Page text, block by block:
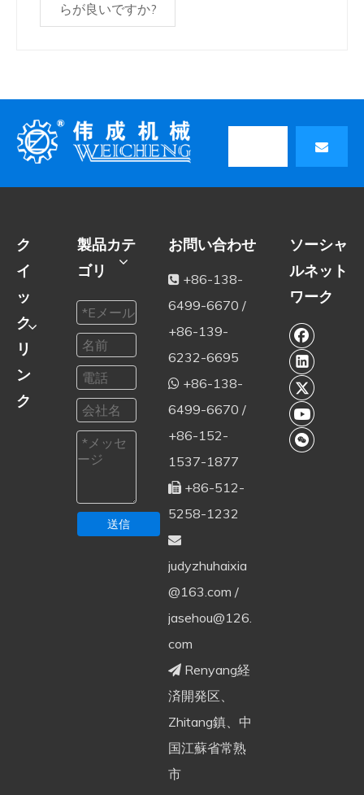
らが良いですか?
ク
イ
ッ
ク
リ
ン
ク
製品カテ
ゴリ
送信
お問い合わせ
+86-138-
6499-6670 /
+86-139-
6232-6695
 +86-138-
6499-6670 /
+86-152-
1537-1877
+86-512-
5258-1232

judyzhuhaixia
@163.com /
jasehou@126.
com
Renyang経
済開発区、
Zhitang鎮、中
国江蘇省常熟
市
ソーシャ
ルネット
ワーク